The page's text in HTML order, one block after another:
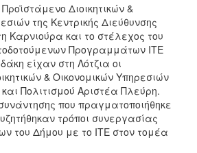
Διοικητικών &
της Κεντρικής Διεύθυνσης
Καρνιούρα και το στέλεχος του
Προγραμμάτων ΙΤΕ
είχαν στη Λότζια οι
& Οικονομικών Υπηρεσιών
Πολιτισμού Αριστέα Πλεύρη.
που πραγματοποιήθηκε
τρόποι συνεργασίας
του Δήμου με το ΙΤΕ στον τομέα